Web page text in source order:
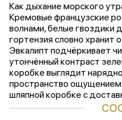
Как дыхание морского
Кремовые французские
волнами, белые гвоздики
гортензия словно хранит
Эвкалипт подчёркивает
утончённый контраст
коробке выглядит
пространство ощущением
шляпной коробке с